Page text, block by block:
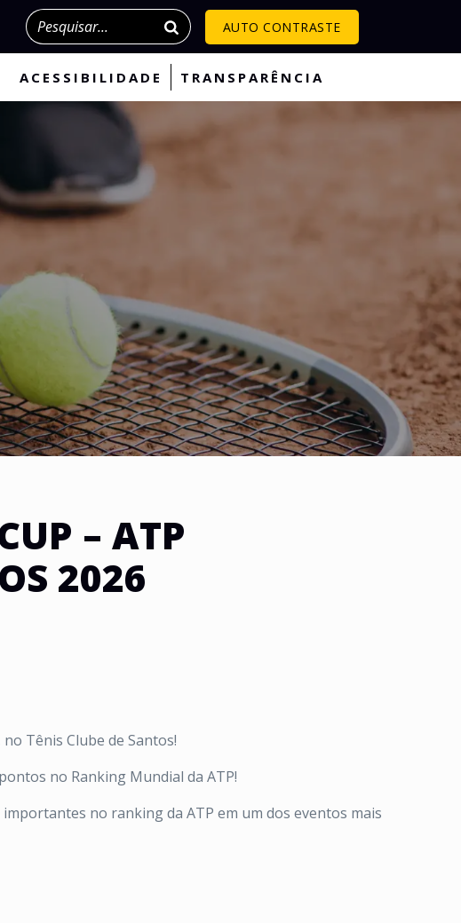
Pesquisar AUTO CONTRASTE
ACESSIBILIDADE TRANSPARÊNCIA
– ATP
2026
Tênis Clube de Santos!
no Ranking Mundial da ATP!
no ranking da ATP em um dos eventos mais